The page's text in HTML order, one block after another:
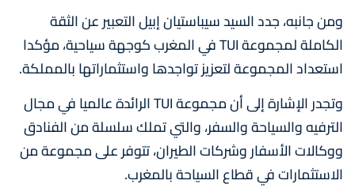
ومن جانبه، جدد السيد سيباستيان إبيل التعبير عن الثقة
الكاملة لمجموعة TUI في المغرب كوجهة سياحية، مؤكدا
استعداد المجموعة لتعزيز تواجدها واستثماراتها بالمملكة.
وتجدر الإشارة إلى أن مجموعة TUI الرائدة عالميا في مجال
الترفيه والسياحة والسفر، والتي تملك سلسلة من الفنادق
ووكالات الأسفار وشركات الطيران، تتوفر على مجموعة من
الاستثمارات في قطاع السياحة بالمغرب.